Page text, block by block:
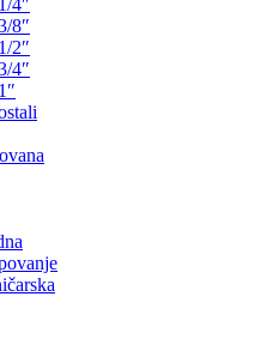
4″
8″
2″
4″